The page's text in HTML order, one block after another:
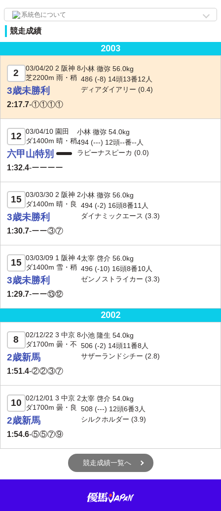
系統色について
競走成績
2003
2
03/04/20 2 阪神 8
芝2200m 雨・稍
3歳未勝利
2:17.7-①①①①
小林 徹弥 56.0kg
486 (-8) 14頭13番12人
ディアダイアリー (0.4)
12
03/04/10 園田
ダ1400m 晴・稍
六甲山特別
1:32.4-ーーーー
小林 徹弥 54.0kg
494 (---) 12頭--番--人
ラピーナスピーカ (0.0)
15
03/03/30 2 阪神 2
ダ1400m 晴・良
3歳未勝利
1:30.7-ーー③⑦
小林 徹弥 56.0kg
494 (-2) 16頭8番11人
ダイナミックエース (3.3)
15
03/03/09 1 阪神 4
ダ1400m 雪・稍
3歳未勝利
1:29.7-ーー⑬⑫
太宰 啓介 56.0kg
496 (-10) 16頭8番10人
ゼンノストライカー (3.3)
2002
8
02/12/22 3 中京 8
ダ1700m 曇・不
2歳新馬
1:51.4-②②③⑦
小池 隆生 54.0kg
506 (-2) 14頭11番8人
サザーランドシチー (2.8)
10
02/12/01 3 中京 2
ダ1700m 曇・良
2歳新馬
1:54.6-⑤⑤⑦⑨
太宰 啓介 54.0kg
508 (---) 12頭6番3人
シルクホルダー (3.9)
競走成績一覧へ